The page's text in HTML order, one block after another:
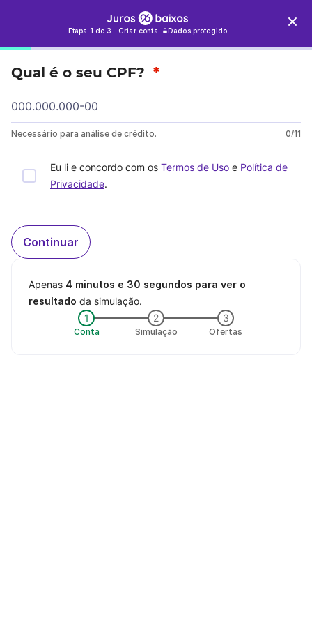
Etapa 1 de 3 · Criar conta · Dados protegido
Qual é o seu CPF? *
Necessário para análise de crédito. 0/11
Eu li e concordo com os Termos de Uso e Política de
Privacidade.
Continuar
Apenas 4 minutos e 30 segundos para ver o
resultado da simulação.
1
Conta
2
Simulação
3
Ofertas